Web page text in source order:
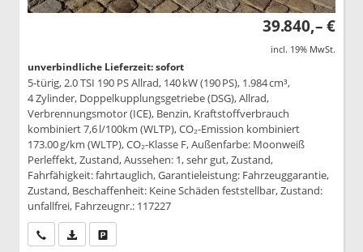
39.840,– €
incl. 19% MwSt.
unverbindliche Lieferzeit: sofort
5-türig, 2.0 TSI 190 PS Allrad, 140 kW (190 PS), 1.984 cm³,
4 Zylinder, Doppelkupplungsgetriebe (DSG), Allrad,
Verbrennungsmotor (ICE), Benzin, Kraftstoffverbrauch
kombiniert 7,6 l/100km (WLTP), CO₂-Emission kombiniert
173.00 g/km (WLTP), CO₂-Klasse F, Außenfarbe: Moonweiß
Perleffekt, Zustand, Aussehen: 1, sehr gut, Zustand,
Fahrfähigkeit: fahrtauglich, Garantieleistung: Fahrzeuggarantie,
Zustand, Beschaffenheit: Keine Schäden feststellbar, Zustand:
unfallfrei, Fahrzeugnr.: 117227
Wir rufen Sie anPDF-Datei, Fahrzeugexposé drucken